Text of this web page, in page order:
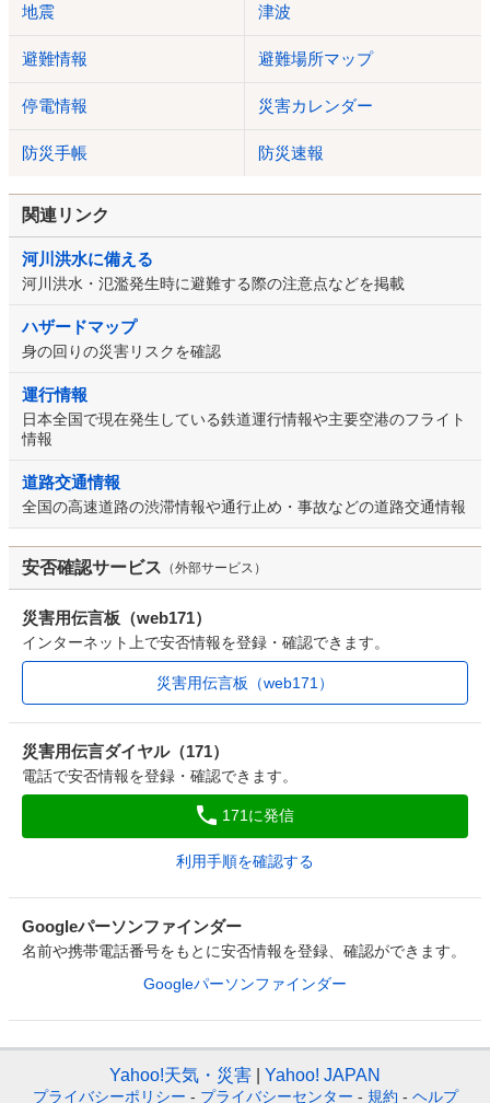
地震 津波
避難情報 避難場所マップ
停電情報 災害カレンダー
防災手帳 防災速報
関連リンク
河川洪水に備える
河川洪水・氾濫発生時に避難する際の注意点などを掲載
ハザードマップ
身の回りの災害リスクを確認
運行情報
日本全国で現在発生している鉄道運行情報や主要空港のフライト
情報
道路交通情報
全国の高速道路の渋滞情報や通行止め・事故などの道路交通情報
安否確認サービス （外部サービス）
災害用伝言板（web171）
インターネット上で安否情報を登録・確認できます。
災害用伝言板（web171）
災害用伝言ダイヤル（171）
電話で安否情報を登録・確認できます。
171に発信
利用手順を確認する
Googleパーソンファインダー
名前や携帯電話番号をもとに安否情報を登録、確認ができます。
Googleパーソンファインダー
Yahoo!天気・災害 Yahoo! JAPAN
プライバシーポリシー - プライバシーセンター - 規約 - ヘルプ